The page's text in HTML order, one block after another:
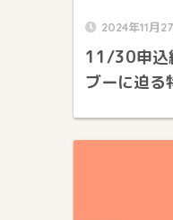
2024年11月
11/30申込
ブーに迫る